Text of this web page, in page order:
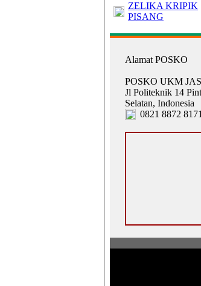
ZELIKA KRIPIK
PISANG
Alamat POSKO
POSKO UKM
Jl Politeknik 14
Selatan, Indonesia
0821 8872 8171